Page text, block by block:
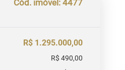
Cód. imóvel: 4477
R$ 1.295.000,00
R$ 490,00